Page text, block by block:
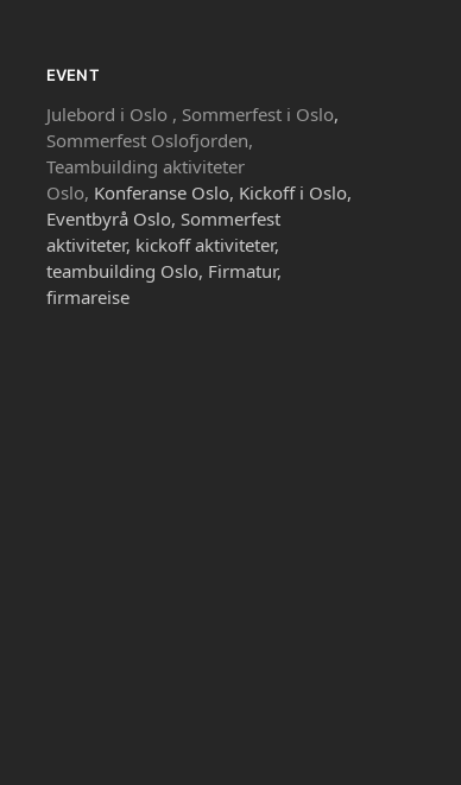
EVENT
Julebord i Oslo , Sommerfest i Oslo,
Sommerfest Oslofjorden,
Teambuilding aktiviteter
Oslo, Konferanse Oslo, Kickoff i Oslo,
Eventbyrå Oslo, Sommerfest
aktiviteter, kickoff aktiviteter,
teambuilding Oslo, Firmatur,
firmareise